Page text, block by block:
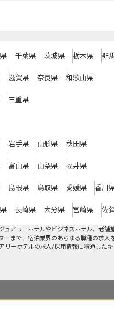
千葉県 茨城県 栃木県 群
滋賀県 奈良県 和歌山県
三重県
岩手県 山形県 秋田県
富山県 山梨県 福井県
島根県 鳥取県 愛媛県 香川
長崎県 大分県 宮崎県 佐
ュアリーホテルやビジネスホテル、老
ーまで、宿泊業界のあらゆる職種の求
リーホテルの求人/採用情報に精通した